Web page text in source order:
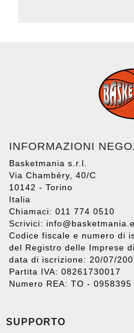
INFORMAZIONI
Basketmania s.r.l.
Via Chambéry, 40/C
10142 - Torino
Italia
Chiamaci: 011 774 0510
Scrivici:
Codice fiscale e numero di
del Registro delle Imprese
data di iscrizione: 20/07/
Partita IVA: 08261730017
Numero REA: TO - 0958395
SUPPORTO